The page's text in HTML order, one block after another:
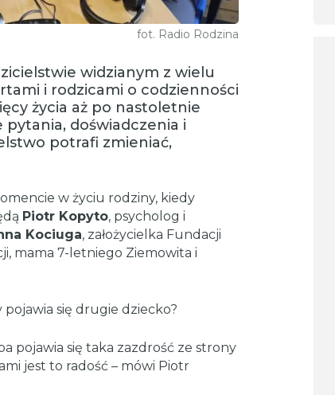
fot. Radio Rodzina
widzianym z wielu
i rodzicami o codzienności
życia aż po nastoletnie
doświadczenia i
potrafi zmieniać,
w życiu rodziny, kiedy
Piotr Kopyto, psycholog i
Kociuga, założycielka Fundacji
mama 7-letniego Ziemowita i
pojawia się drugie dziecko?
pojawia się taka zazdrość ze strony
jest to radość – mówi Piotr